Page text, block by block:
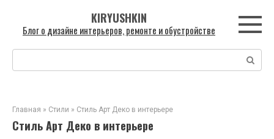
контенту
KIRYUSHKIN
Блог о дизайне интерьеров, ремонте и обустройстве
Поиск:
Главная » Стили » Стиль Арт Деко в интерьере
Стиль Арт Деко в интерьере